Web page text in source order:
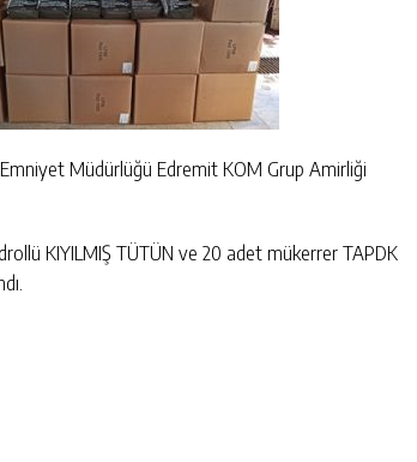
Emniyet Müdürlüğü Edremit KOM Grup Amirliği
KIYILMIŞ TÜTÜN ve 20 adet mükerrer TAPDK